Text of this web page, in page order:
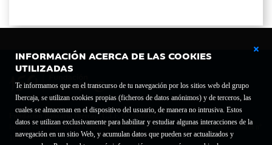
INFORMACIÓN ACERCA DE LAS COOKIES
UTILIZADAS
Te informamos que en el transcurso de tu navegación por los sitios web del grupo
Ibercaja, se utilizan cookies propias (ficheros de datos anónimos) y de terceros, las
cuales se almacenan en el dispositivo del usuario, de manera no intrusiva. Estos
datos se utilizan exclusivamente para habilitar y estudiar algunas interacciones de la
navegación en un sitio Web, y acumulan datos que pueden ser actualizados y
Fundación Bancaria Ibercaja C.I.F. G-50000652.
Inscrita en el Registro de Fundaciones del Mº de Educación, Cultura y Deporte con el nº
1689.